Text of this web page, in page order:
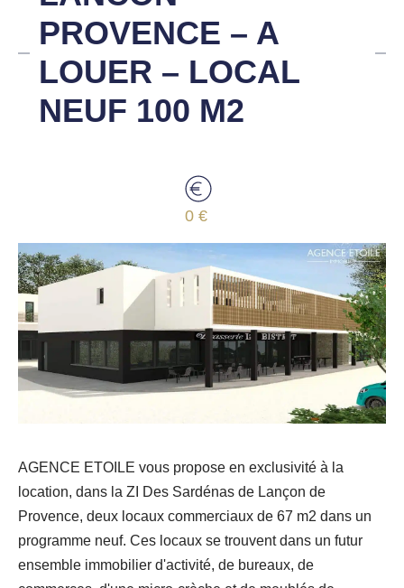
PROVENCE – A
LOUER – LOCAL
NEUF 100 M2
0 €
AGENCE ETOILE vous propose en exclusivité à la
location, dans la ZI Des Sardénas de Lançon de
Provence, deux locaux commerciaux de 67 m2 dans un
programme neuf. Ces locaux se trouvent dans un futur
ensemble immobilier d'activité, de bureaux, de